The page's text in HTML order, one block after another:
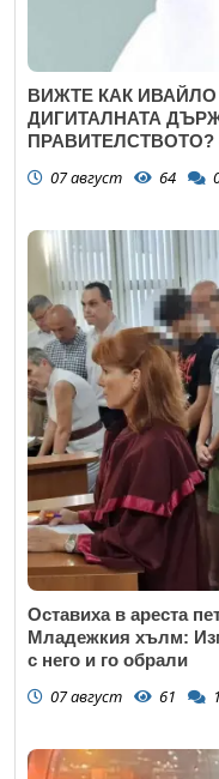
ВИЖТЕ КАК
ДИГИТАЛНАТА
ПРАВИТЕЛСТВОТО?
07 август 64
Оставиха в ареста
Младежкия хълм:
с него и го обрали
07 август 61 1